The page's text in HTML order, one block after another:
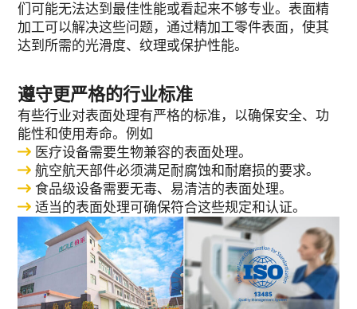
们可能无法达到最佳性能或看起来不够专业。表面精
加工可以解决这些问题，通过精加工零件表面，使其
达到所需的光滑度、纹理或保护性能。
遵守更严格的行业标准
有些行业对表面处理有严格的标准，以确保安全、功
能性和使用寿命。例如
医疗设备需要生物兼容的表面处理。
航空航天部件必须满足耐腐蚀和耐磨损的要求。
食品级设备需要无毒、易清洁的表面处理。
适当的表面处理可确保符合这些规定和认证。